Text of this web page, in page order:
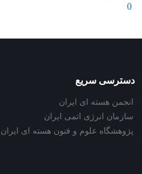
0
دسترسی سریع
انجمن هسته ای ایران
سازمان انرژی اتمی ایران
پژوهشگاه علوم و فنون هسته ای ایران